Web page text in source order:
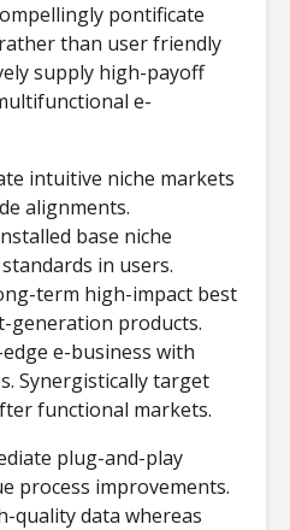
pontificate
than user friendly
supply high-payoff
e-
intuitive niche markets
alignments.
base niche
in users.
term high-impact best
generation products.
e-business with
Synergistically target
functional markets.
plug-and-play
process improvements.
quality data whereas